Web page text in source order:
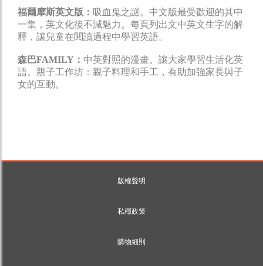
福爾摩斯英文版： 吸血鬼之謎。中文版最受歡迎的其中
一集，英文化後不減魅力。每頁列出文中英文生字的解
釋，讓兒童在閱讀過程中學習英語。
森巴FAMILY： 中英對照的漫畫。讓大家學習生活化英
語。親子工作坊：親子料理和手工，有助加強家長與子
女的互動。
版權聲明
私穩政策
購物細則